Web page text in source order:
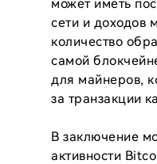
может иметь
сети и доходов
количество
самой
для майнеров,
за транзакции
В заключение
активности